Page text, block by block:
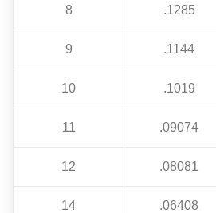
8 .1285
9 .1144
10 .1019
11 .09074
12 .08081
14 .06408